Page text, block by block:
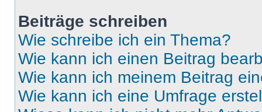
Beiträge schreiben
Wie schreibe ich ein Thema?
Wie kann ich einen Beitrag
Wie kann ich meinem Beitrag
Wie kann ich eine Umfrage